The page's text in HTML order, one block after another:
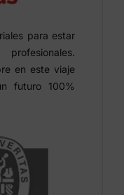
para estar
en este viaje
futuro 100%